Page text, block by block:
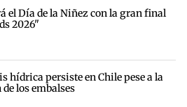
el Día de la Niñez con la gran final
2026"
hídrica persiste en Chile pese a la
los embalses